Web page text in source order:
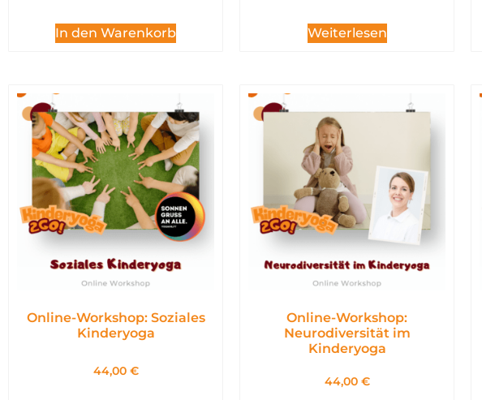
In den Warenkorb Weiterlesen
Online-Workshop: Soziales
Kinderyoga
44,00 €
Online-Workshop:
Neurodiversität im
Kinderyoga
44,00 €